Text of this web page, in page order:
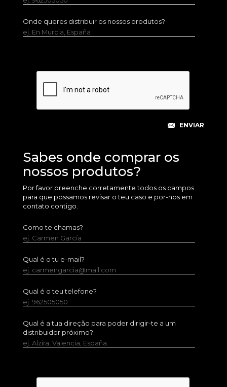
Onde queres distribuir os nossos produtos?
ej. En Murcia, España
Sabes onde comprar os
nossos produtos?
Por favor preenche corretamente todos os campos
para que possamos revisar o teu caso e por-nos em
contato contigo.
Como te chamas?
ej. Carmen García
Qual é o tu e-mail?
ej. carmengarcia@mail.com
Qual é o teu telefone?
ej. 962505050
Qual é a tua direção para poder dirigir-te a um
distribuidor próximo?
ej. Alzira, Valencia, España.